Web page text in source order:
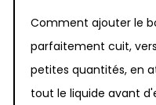
Comment ajouter le
parfaitement cuit,
petites quantités, en
tout le liquide avant